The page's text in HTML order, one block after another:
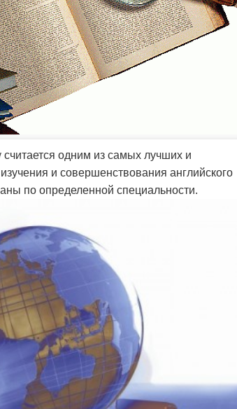
одним из самых лучших и
и совершенствования английского
по определенной специальности.